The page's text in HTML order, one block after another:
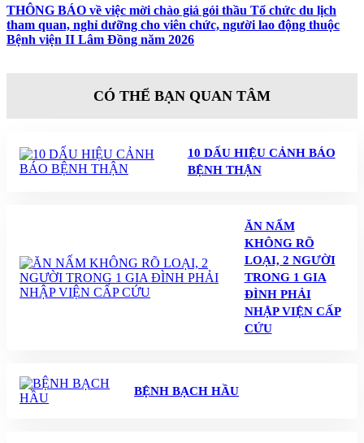
THÔNG BÁO về việc mời chào giá gói thầu Tổ chức du lịch
tham quan, nghỉ dưỡng cho viên chức, người lao động thuộc
Bệnh viện II Lâm Đồng năm 2026
CÓ THỂ BẠN QUAN TÂM
10 DẤU HIỆU CẢNH BÁO
BỆNH THẬN
ĂN NẤM
KHÔNG RÕ
LOẠI, 2 NGƯỜI
TRONG 1 GIA
ĐÌNH PHẢI
NHẬP VIỆN CẤP
CỨU
BỆNH BẠCH HẦU